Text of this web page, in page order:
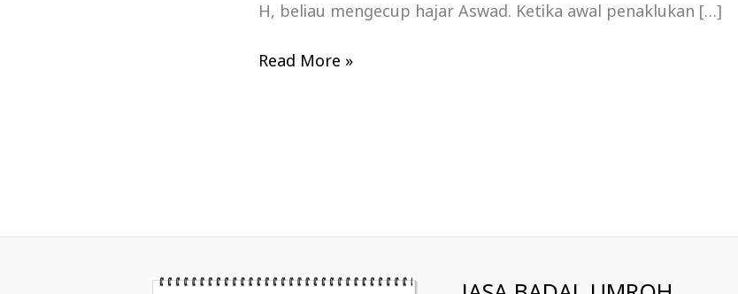
H, beliau mengecup hajar Aswad. Ketika awal penaklukan […]
Read More »